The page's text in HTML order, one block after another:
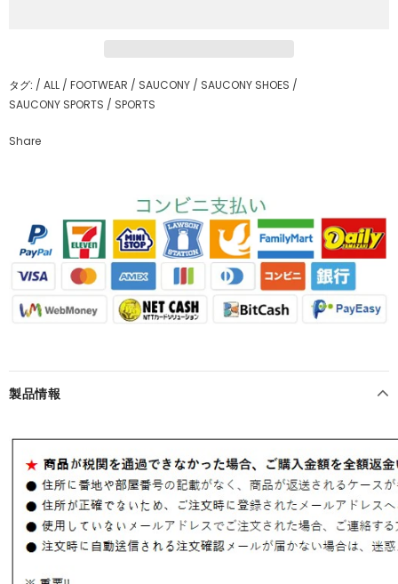
タグ: / ALL / FOOTWEAR / SAUCONY / SAUCONY SHOES /
SAUCONY SPORTS / SPORTS
Share
製品情報